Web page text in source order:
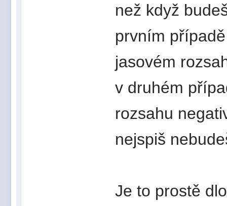
než když
prvním
jasovém
v druhém
rozsahu
nejspiš
Je to prostě